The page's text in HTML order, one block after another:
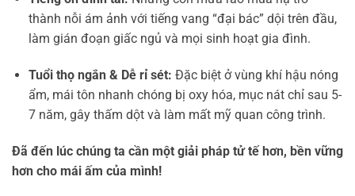
thành nỗi ám ảnh với tiếng vang “đại bác” dội trên đầu,
làm gián đoạn giấc ngủ và mọi sinh hoạt gia đình.
Tuổi thọ ngắn & Dễ rỉ sét: Đặc biệt ở vùng khí hậu nóng
ẩm, mái tôn nhanh chóng bị oxy hóa, mục nát chỉ sau 5-
7 năm, gây thấm dột và làm mất mỹ quan công trình.
Đã đến lúc chúng ta cần một giải pháp tử tế hơn, bền vững
hơn cho mái ấm của mình!